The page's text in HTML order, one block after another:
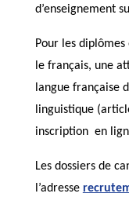
d’enseignement
Pour les
le français, une
langue française
linguistique
inscription en
Les dossiers de
l’adresse